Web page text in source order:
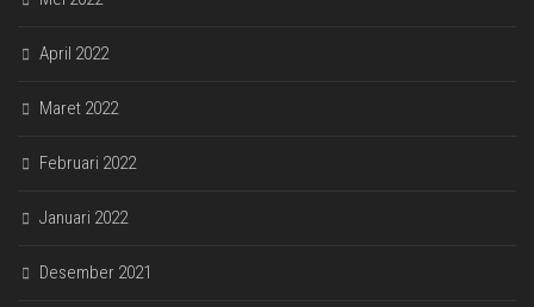
April 2022
Maret 2022
Februari 2022
Januari 2022
Desember 2021